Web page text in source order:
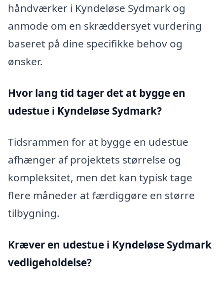
håndværker i Kyndeløse Sydmark og
anmode om en skræddersyet vurdering
baseret på dine specifikke behov og
ønsker.
Hvor lang tid tager det at bygge en
udestue i Kyndeløse Sydmark?
Tidsrammen for at bygge en udestue
afhænger af projektets størrelse og
kompleksitet, men det kan typisk tage
flere måneder at færdiggøre en større
tilbygning.
Kræver en udestue i Kyndeløse Sydmark
vedligeholdelse?